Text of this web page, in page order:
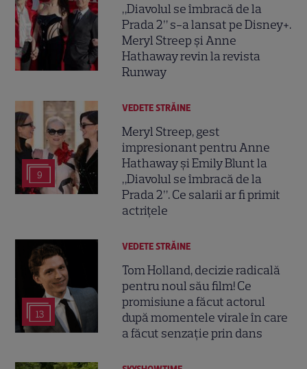
„Diavolul se îmbracă de la
Prada 2” s-a lansat pe Disney+.
Meryl Streep și Anne
Hathaway revin la revista
Runway
9
VEDETE STRĂINE
Meryl Streep, gest
impresionant pentru Anne
Hathaway și Emily Blunt la
„Diavolul se îmbracă de la
Prada 2”. Ce salarii ar fi primit
actrițele
13
VEDETE STRĂINE
Tom Holland, decizie radicală
pentru noul său film! Ce
promisiune a făcut actorul
după momentele virale în care
a făcut senzație prin dans